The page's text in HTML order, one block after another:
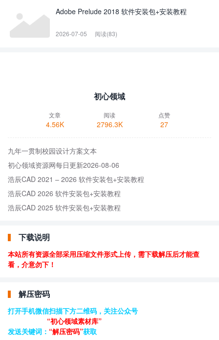
Adobe Prelude 2018 软件安装包+安装教程
2026-07-05 阅读(83)
初心领域
文章
4.56K
阅读
2796.3K
点赞
27
九年一贯制校园设计方案文本
初心领域资源网每日更新2026-08-06
浩辰CAD 2021 – 2026 软件安装包+安装教程
浩辰CAD 2026 软件安装包+安装教程
浩辰CAD 2025 软件安装包+安装教程
下载说明
本站所有资源全部采用压缩文件形式上传，需下载解压后才能查
看，介意勿下！
解压密码
打开手机微信扫描下方二维码，关注公众号
“初心领域素材库”
发送关键词： “解压密码”获取